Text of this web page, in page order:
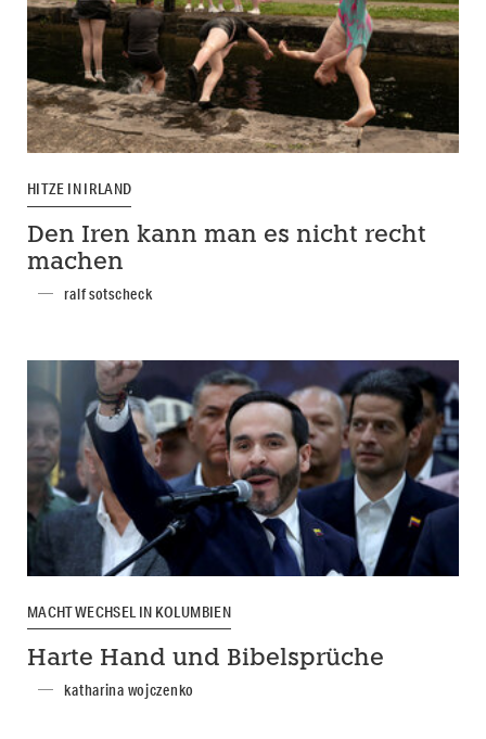
HITZE IN IRLAND
Den Iren kann man es nicht recht
machen
ralf sotscheck
MACHTWECHSEL IN KOLUMBIEN
Harte Hand und Bibelsprüche
katharina wojczenko